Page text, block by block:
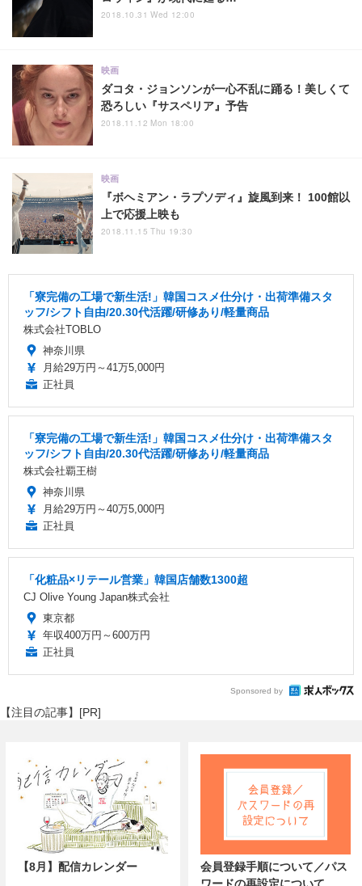
2018.10.31 Wed 12:00
ダコタ・ジョンソンが一心不乱に踊る！美しくて
恐ろしい『サスペリア』予告
映画
2018.11.12 Mon 18:00
『ボヘミアン・ラプソディ』旋風到来！ 100館以
上で応援上映も
映画
2018.11.15 Thu 19:30
「寮完備の工場で新生活!」韓国コスメ仕分け・出荷準備スタ
ッフ/シフト自由/20.30代活躍/研修あり/軽量商品
株式会社TOBLO
神奈川県
月給29万円～41万5,000円
正社員
「寮完備の工場で新生活!」韓国コスメ仕分け・出荷準備スタ
ッフ/シフト自由/20.30代活躍/研修あり/軽量商品
株式会社覇王樹
神奈川県
月給29万円～40万5,000円
正社員
「化粧品×リテール営業」韓国店舗数1300超
CJ Olive Young Japan株式会社
東京都
年収400万円～600万円
正社員
Sponsored by
【注目の記事】[PR]
【8月】配信カレンダー
会員登録手順について／パス